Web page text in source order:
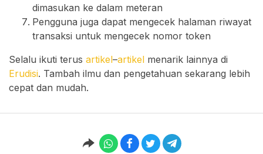
dimasukan ke dalam meteran
Pengguna juga dapat mengecek halaman riwayat
transaksi untuk mengecek nomor token
Selalu ikuti terus artikel–artikel menarik lainnya di
Erudisi. Tambah ilmu dan pengetahuan sekarang lebih
cepat dan mudah.